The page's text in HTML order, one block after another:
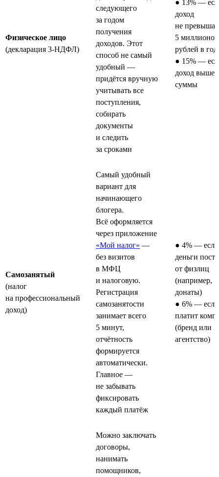
Физическое лицо
(декларация 3-НДФЛ)
следующего
за годом
получения
доходов. Этот
способ не самый
удобный —
придётся вручную
учитывать все
поступления,
собирать
документы
и следить
за сроками
● 13% —
доход
не
5 миллионов
рублей в год
● 15% —
доход выше
суммы
Самозанятый
(налог
на профессиональный
доход)
Самый удобный
вариант для
начинающего
блогера.
Всё оформляется
через приложение
«Мой налог» —
без визитов
в МФЦ
и налоговую.
Регистрация
самозанятости
занимает всего
5 минут,
отчётность
формируется
автоматически.
Главное —
не забывать
фиксировать
каждый платёж
● 4% — если
деньги
от физлиц
(например,
донаты)
● 6% — если
платит
(бренд или
агентство)
Можно заключать
договоры,
нанимать
помощников,